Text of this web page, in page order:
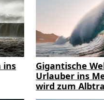
ins
Gigantische
Urlauber ins
wird zum